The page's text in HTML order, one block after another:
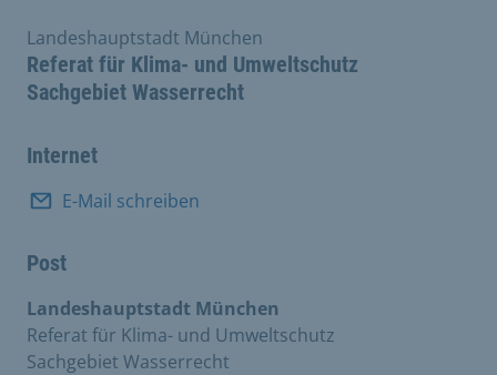
Referat für Klima- und Umweltschutz
Sachgebiet Wasserrecht
Landeshauptstadt München
Internet
E-Mail schreiben
Post
Landeshauptstadt München
Referat für Klima- und Umweltschutz
Sachgebiet Wasserrecht